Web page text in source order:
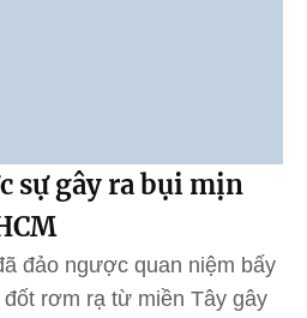
sự gây ra bụi mịn
đảo ngược quan niệm bấy
rơm rạ từ miền Tây gây